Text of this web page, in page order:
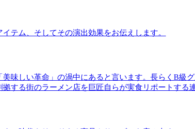
テム、そしてその演出効果をお伝えします。
味しい革命」の渦中にあると言います。長らくB級
する街のラーメン店を巨匠自らが実食リポートする